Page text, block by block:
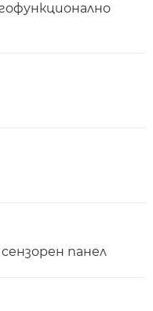
сензорен панел